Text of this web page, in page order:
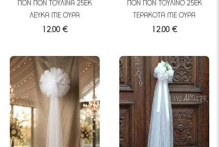
ΠΟΝ ΠΟΝ ΤΟΥΛΙΝΑ 25ΕΚ
ΛΕΥΚΑ ΜΕ ΟΥΡΑ
12.00 €
ΠΟΝ ΠΟΝ ΤΟΥΛΙΝΟ 25ΕΚ
ΤΕΡΑΚΟΤΑ ΜΕ ΟΥΡΑ
12.00 €